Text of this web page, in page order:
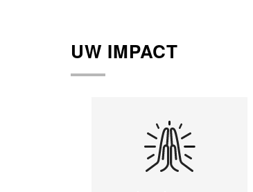
UW IMPACT